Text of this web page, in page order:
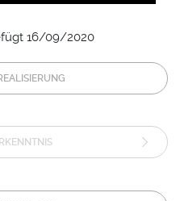
16/09/2020